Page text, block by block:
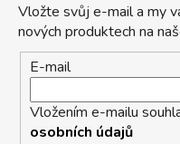
Vložte svůj e-mail a my
nových produktech na
E-mail
Vložením e-mailu
osobních údajů